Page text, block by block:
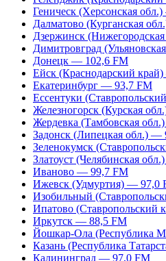
Геническ (Херсонская
Далматово (Курганская
Дзержинск
Димитровград
Донецк — 102,6 FM
Ейск (Краснодарский
Екатеринбург — 93,7 FM
Ессентуки
Железногорск (Курская
Жердевка (Тамбовская
Задонск (Липецкая обл.) —
Зеленокумск
Златоуст (Челябинская
Иваново — 99,7 FM
Ижевск (Удмуртия) — 97,0
Изобильный
Ипатово (Ставропольский
Иркутск — 88,5 FM
Йошкар-Ола (Республика
Казань (Республика
Калининград — 97,0 FM